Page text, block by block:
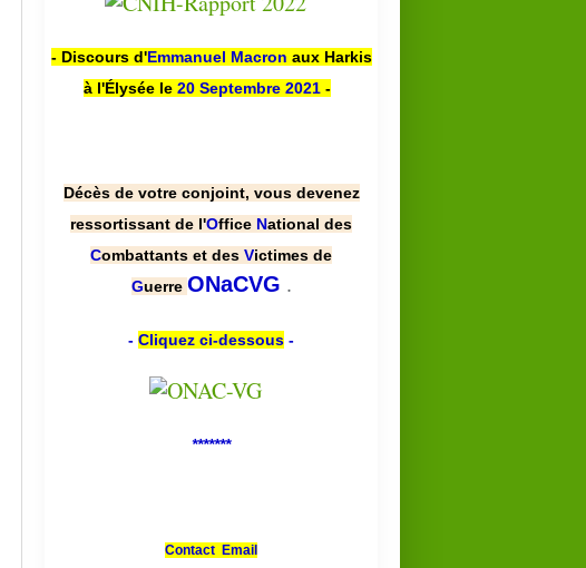
- Discours d'Emmanuel Macron aux Harkis
à l'Élysée le 20 Septembre 2021 -
Décès de votre conjoint, vous devenez
ressortissant de l'Office National des
Combattants et des Victimes de
Guerre ONaCVG .
- Cliquez ci-dessous -
*******
Contact Email